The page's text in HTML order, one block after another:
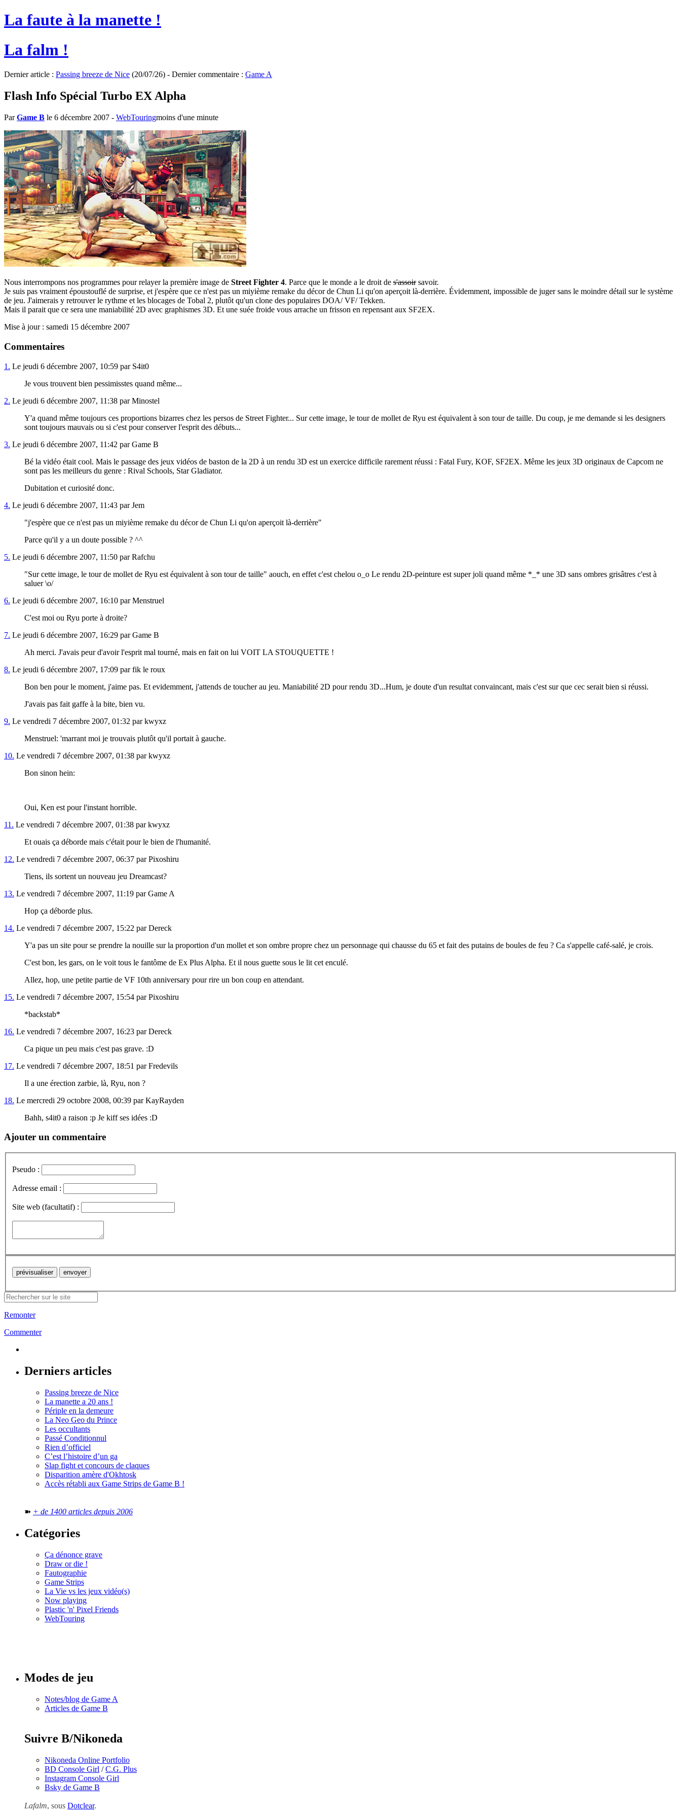
La faute à la manette !
La falm !
Dernier article : Passing breeze de Nice (20/07/26) - Dernier commentaire : Game A
Flash Info Spécial Turbo EX Alpha
ParGame B le 6 décembre 2007 - WebTouringmoins d'une minute
Nous interrompons nos programmes pour relayer la première image de Street Fighter 4. Parce que le monde a le droit de s'assoirsavoir.
Je suis pas vraiment époustouflé de surprise, et j'espère que ce n'est pas un miyième remake du décor de Chun Li qu'on aperçoit là-derrière. Évidemment, impossible de juger sans le moindre détail sur le système
de jeu. J'aimerais y retrouver le rythme et les blocages de Tobal 2, plutôt qu'un clone des populaires DOA/ VF/ Tekken.
Mais il parait que ce sera une maniabilité 2D avec graphismes 3D. Et une suée froide vous arrache un frisson en repensant aux SF2EX.
Mise à jour : samedi 15 décembre 2007
Commentaires
1. Le jeudi 6 décembre 2007, 10:59 par S4it0
Je vous trouvent bien pessimisstes quand même...
2. Le jeudi 6 décembre 2007, 11:38 par Minostel
Y'a quand même toujours ces proportions bizarres chez les persos de Street Fighter... Sur cette image, le tour de mollet de Ryu est équivalent à son tour de taille. Du coup, je me demande si les designers
sont toujours mauvais ou si c'est pour conserver l'esprit des débuts...
3. Le jeudi 6 décembre 2007, 11:42 par Game B
Bé la vidéo était cool. Mais le passage des jeux vidéos de baston de la 2D à un rendu 3D est un exercice difficile rarement réussi : Fatal Fury, KOF, SF2EX. Même les jeux 3D originaux de Capcom ne
sont pas les meilleurs du genre : Rival Schools, Star Gladiator.
Dubitation et curiosité donc.
4. Le jeudi 6 décembre 2007, 11:43 par Jem
"j'espère que ce n'est pas un miyième remake du décor de Chun Li qu'on aperçoit là-derrière"
Parce qu'il y a un doute possible ? ^^
5. Le jeudi 6 décembre 2007, 11:50 par Rafchu
"Sur cette image, le tour de mollet de Ryu est équivalent à son tour de taille" aouch, en effet c'est chelou o_o Le rendu 2D-peinture est super joli quand même *_* une 3D sans ombres grisâtres c'est à
saluer \o/
6. Le jeudi 6 décembre 2007, 16:10 par Menstruel
C'est moi ou Ryu porte à droite?
7. Le jeudi 6 décembre 2007, 16:29 par Game B
Ah merci. J'avais peur d'avoir l'esprit mal tourné, mais en fait on lui VOIT LA STOUQUETTE !
8. Le jeudi 6 décembre 2007, 17:09 par fik le roux
Bon ben pour le moment, j'aime pas. Et evidemment, j'attends de toucher au jeu. Maniabilité 2D pour rendu 3D...Hum, je doute d'un resultat convaincant, mais c'est sur que cec serait bien si réussi.
J'avais pas fait gaffe à la bite, bien vu.
9. Le vendredi 7 décembre 2007, 01:32 par kwyxz
Menstruel: 'marrant moi je trouvais plutôt qu'il portait à gauche.
10. Le vendredi 7 décembre 2007, 01:38 par kwyxz
Bon sinon hein:
Oui, Ken est pour l'instant horrible.
11. Le vendredi 7 décembre 2007, 01:38 par kwyxz
Et ouais ça déborde mais c'était pour le bien de l'humanité.
12. Le vendredi 7 décembre 2007, 06:37 par Pixoshiru
Tiens, ils sortent un nouveau jeu Dreamcast?
13. Le vendredi 7 décembre 2007, 11:19 par Game A
Hop ça déborde plus.
14. Le vendredi 7 décembre 2007, 15:22 par Dereck
Y'a pas un site pour se prendre la nouille sur la proportion d'un mollet et son ombre propre chez un personnage qui chausse du 65 et fait des putains de boules de feu ? Ca s'appelle café-salé, je crois.
C'est bon, les gars, on le voit tous le fantôme de Ex Plus Alpha. Et il nous guette sous le lit cet enculé.
Allez, hop, une petite partie de VF 10th anniversary pour rire un bon coup en attendant.
15. Le vendredi 7 décembre 2007, 15:54 par Pixoshiru
*backstab*
16. Le vendredi 7 décembre 2007, 16:23 par Dereck
Ca pique un peu mais c'est pas grave. :D
17. Le vendredi 7 décembre 2007, 18:51 par Fredevils
Il a une érection zarbie, là, Ryu, non ?
18. Le mercredi 29 octobre 2008, 00:39 par KayRayden
Bahh, s4it0 a raison :p Je kiff ses idées :D
Ajouter un commentaire
Pseudo :
Adresse email :
Site web (facultatif) :
Remonter
Commenter
Derniers articles
Passing breeze de Nice
La manette a 20 ans !
Périple en la demeure
La Neo Geo du Prince
Les occultants
Passé Conditionnul
Rien d’officiel
C’est l’histoire d’un ga
Slap fight et concours de claques
Disparition amère d'Okhtosk
Accès rétabli aux Game Strips de Game B !
➽ + de 1400 articles depuis 2006
Catégories
Ça dénonce grave
Draw or die !
Fautographie
Game Strips
La Vie vs les jeux vidéo(s)
Now playing
Plastic 'n' Pixel Friends
WebTouring
Modes de jeu
Notes/blog de Game A
Articles de Game B
Suivre B/Nikoneda
Nikoneda Online Portfolio
BD Console Girl /C.G. Plus
Instagram Console Girl
Bsky de Game B
Lafalm, sous Dotclear.